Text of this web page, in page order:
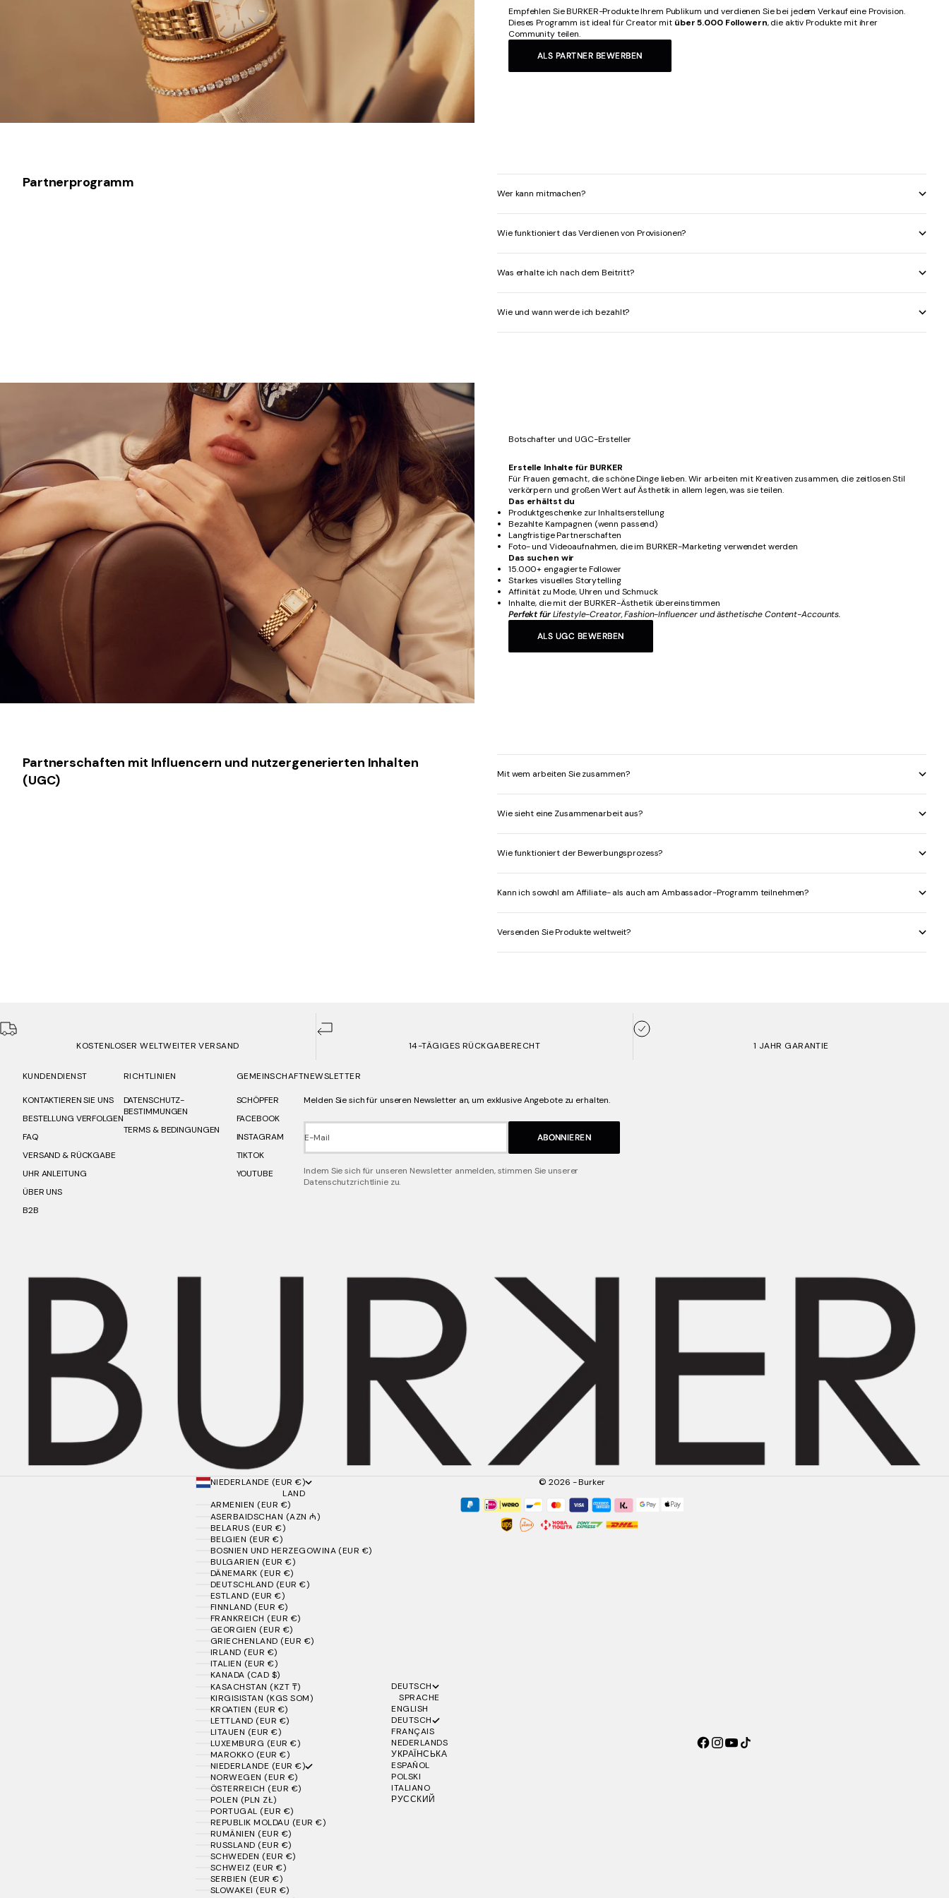
Empfehlen Sie BURKER-Produkte Ihrem Publikum und verdienen Sie bei jedem Verkauf eine Provision.
Dieses Programm ist ideal für Creator mit über 5.000 Followern, die aktiv Produkte mit ihrer
Community teilen.
ALS PARTNER BEWERBEN
Partnerprogramm
Wer kann mitmachen?
Wie funktioniert das Verdienen von Provisionen?
Was erhalte ich nach dem Beitritt?
Wie und wann werde ich bezahlt?
Botschafter und UGC-Ersteller
Erstelle Inhalte für BURKER
Für Frauen gemacht, die schöne Dinge lieben. Wir arbeiten mit Kreativen zusammen, die zeitlosen Stil
verkörpern und großen Wert auf Ästhetik in allem legen, was sie teilen.
Das erhältst du
Produktgeschenke zur Inhaltserstellung
Bezahlte Kampagnen (wenn passend)
Langfristige Partnerschaften
Foto- und Videoaufnahmen, die im BURKER-Marketing verwendet werden
Das suchen wir
15.000+ engagierte Follower
Starkes visuelles Storytelling
Affinität zu Mode, Uhren und Schmuck
Inhalte, die mit der BURKER-Ästhetik übereinstimmen
Perfekt fürLifestyle-Creator, Fashion-Influencer und ästhetische Content-Accounts.
ALS UGC BEWERBEN
Partnerschaften mit Influencern und nutzergenerierten Inhalten
(UGC)
Mit wem arbeiten Sie zusammen?
Wie sieht eine Zusammenarbeit aus?
Wie funktioniert der Bewerbungsprozess?
Kann ich sowohl am Affiliate- als auch am Ambassador-Programm teilnehmen?
Versenden Sie Produkte weltweit?
KOSTENLOSER WELTWEITER VERSAND 14-TÄGIGES RÜCKGABERECHT 1 JAHR GARANTIE
KUNDENDIENST
KONTAKTIEREN SIE UNS
BESTELLUNG VERFOLGEN
FAQ
VERSAND & RÜCKGABE
UHR ANLEITUNG
ÜBER UNS
B2B
RICHTLINIEN
DATENSCHUTZ-
BESTIMMUNGEN
TERMS & BEDINGUNGEN
GEMEINSCHAFT
SCHÖPFER
FACEBOOK
INSTAGRAM
TIKTOK
YOUTUBE
NEWSLETTER
Melden Sie sich für unseren Newsletter an, um exklusive Angebote zu erhalten.
E-Mail ABONNIEREN
Indem Sie sich für unseren Newsletter anmelden, stimmen Sie unserer
Datenschutzrichtlinie zu.
NIEDERLANDE (EUR €)
LAND
ARMENIEN (EUR €)
ASERBAIDSCHAN (AZN ₼)
BELARUS (EUR €)
BELGIEN (EUR €)
BOSNIEN UND HERZEGOWINA (EUR €)
BULGARIEN (EUR €)
DÄNEMARK (EUR €)
DEUTSCHLAND (EUR €)
ESTLAND (EUR €)
FINNLAND (EUR €)
FRANKREICH (EUR €)
GEORGIEN (EUR €)
GRIECHENLAND (EUR €)
IRLAND (EUR €)
ITALIEN (EUR €)
KANADA (CAD $)
KASACHSTAN (KZT ₸)
KIRGISISTAN (KGS SOM)
KROATIEN (EUR €)
LETTLAND (EUR €)
LITAUEN (EUR €)
LUXEMBURG (EUR €)
MAROKKO (EUR €)
NIEDERLANDE (EUR €)
NORWEGEN (EUR €)
ÖSTERREICH (EUR €)
POLEN (PLN ZŁ)
PORTUGAL (EUR €)
REPUBLIK MOLDAU (EUR €)
RUMÄNIEN (EUR €)
RUSSLAND (EUR €)
SCHWEDEN (EUR €)
SCHWEIZ (EUR €)
SERBIEN (EUR €)
SLOWAKEI (EUR €)
DEUTSCH
SPRACHE
ENGLISH
DEUTSCH
FRANÇAIS
NEDERLANDS
УКРАЇНСЬКА
ESPAÑOL
POLSKI
ITALIANO
РУССКИЙ
© 2026 - Burker